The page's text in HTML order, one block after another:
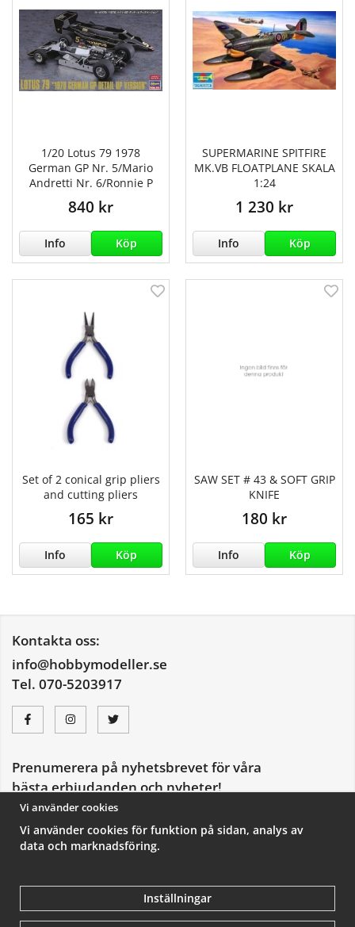
1/20 Lotus 79 1978
German GP Nr. 5/Mario
Andretti Nr. 6/Ronnie P
840 kr
Info Köp
SUPERMARINE SPITFIRE
MK.VB FLOATPLANE SKALA
1:24
1 230 kr
Info Köp
Set of 2 conical grip pliers
and cutting pliers
165 kr
Info Köp
SAW SET # 43 & SOFT GRIP
KNIFE
180 kr
Info Köp
Kontakta oss:
info@hobbymodeller.se
Tel. 070-5203917
Prenumerera på nyhetsbrevet för våra
bästa erbjudanden och nyheter!
E-
postadress
De uppgifter du matar in kommer endast användas till våra nyhetsbrev.
Vi använder cookies
Vi använder cookies för funktion på sidan, analys av
data och marknadsföring.
Inställningar